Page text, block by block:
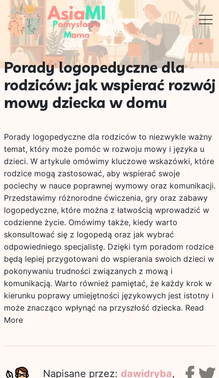
Porady logopedyczne dla
rodziców: jak wspierać rozwój
mowy dziecka w domu
Porady logopedyczne dla rodziców to niezwykle ważny
temat, który może pomóc w rozwoju mowy i języka u
dzieci. W artykule omówimy kluczowe wskazówki, które
rodzice mogą zastosować, aby wspierać swoje
pociechy w nauce poprawnej wymowy oraz komunikacji.
Przedstawimy różnorodne ćwiczenia, gry oraz zabawy
logopedyczne, które można z łatwością wprowadzić w
codzienne życie. Omówimy także, kiedy warto
skonsultować się z logopedą oraz jak wybrać
odpowiedniego specjalistę. Dzięki tym poradom rodzice
będą lepiej przygotowani do wspierania swoich dzieci w
pokonywaniu trudności związanych z mową i
komunikacją. Warto również pamiętać, że każdy krok w
kierunku poprawy umiejętności językowych jest istotny i
może znacząco wpłynąć na przyszłość dziecka. Read
More
Napisane przez: dawidryba,